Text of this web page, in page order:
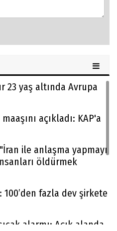
23 yaş altında Avrupa
açıkladı: KAP'a
ile anlaşma yapmayı
öldürmek
100’den fazla dev şirkete
alarmı: Açık alanda